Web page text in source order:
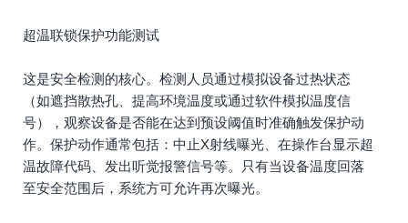
超温联锁保护功能测试
这是安全检测的核心。检测人员通过模拟设备过热状态
（如遮挡散热孔、提高环境温度或通过软件模拟温度信
号），观察设备是否能在达到预设阈值时准确触发保护动
作。保护动作通常包括：中止X射线曝光、在操作台显示超
温故障代码、发出听觉报警信号等。只有当设备温度回落
至安全范围后，系统方可允许再次曝光。